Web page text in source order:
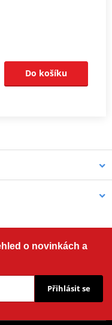
Do košíku
kvalitativní a
elektrodě přináší
montovány do
jakéhokoli jiného
originální
výbavě (OE) a
o novinkách a
Přihlásit se